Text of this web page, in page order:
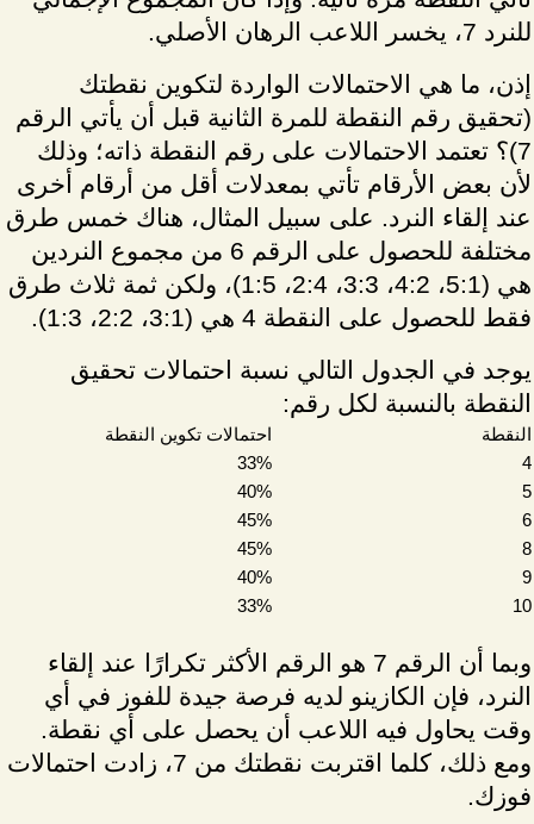
للنرد 7، يخسر اللاعب الرهان الأصلي.
إذن، ما هي الاحتمالات الواردة لتكوين نقطتك
(تحقيق رقم النقطة للمرة الثانية قبل أن يأتي الرقم
7)؟ تعتمد الاحتمالات على رقم النقطة ذاته؛ وذلك
لأن بعض الأرقام تأتي بمعدلات أقل من أرقام أخرى
عند إلقاء النرد. على سبيل المثال، هناك خمس طرق
مختلفة للحصول على الرقم 6 من مجموع النردين
هي (5:1، 4:2، 3:3، 2:4، 1:5)، ولكن ثمة ثلاث طرق
فقط للحصول على النقطة 4 هي (3:1، 2:2، 1:3).
يوجد في الجدول التالي نسبة احتمالات تحقيق
النقطة بالنسبة لكل رقم:
النقطة
احتمالات تكوين النقطة
4
33%
5
40%
6
45%
8
45%
9
40%
10
33%
وبما أن الرقم 7 هو الرقم الأكثر تكرارًا عند إلقاء
النرد، فإن الكازينو لديه فرصة جيدة للفوز في أي
وقت يحاول فيه اللاعب أن يحصل على أي نقطة.
ومع ذلك، كلما اقتربت نقطتك من 7، زادت احتمالات
فوزك.